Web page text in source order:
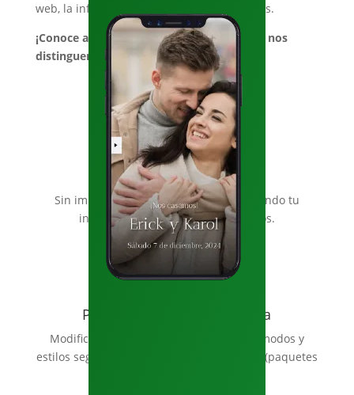
web, la información y links seguirán intactos.
¡Conoce a continuación los beneficios que nos
distinguen de la competencia!
Entrega Express
Sin importar el paquete, estarás recibiendo tu
invitación en 3 días hábiles o menos.
Personalización a tu medida
Modifica estilos base, colores, fonts, acomodos y
estilos según la personalidad de tu evento (paquetes